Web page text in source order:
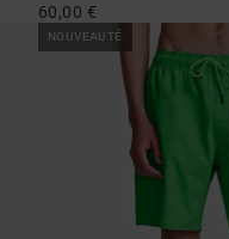
60,00 €
NOUVEAUTÉ